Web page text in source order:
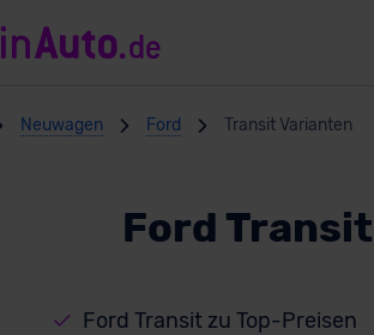
Neuwagen Ford Transit Varianten
Ford
Ford Transit zu Top-Preisen